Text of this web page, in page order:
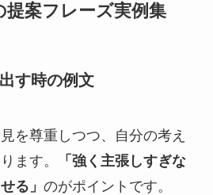
提案フレーズ実例集
す時の例文
を尊重しつつ、自分の考え
ます。
「強く主張しすぎな
る」 のがポイントです。